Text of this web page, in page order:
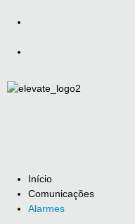
Início
Comunicações
Alarmes